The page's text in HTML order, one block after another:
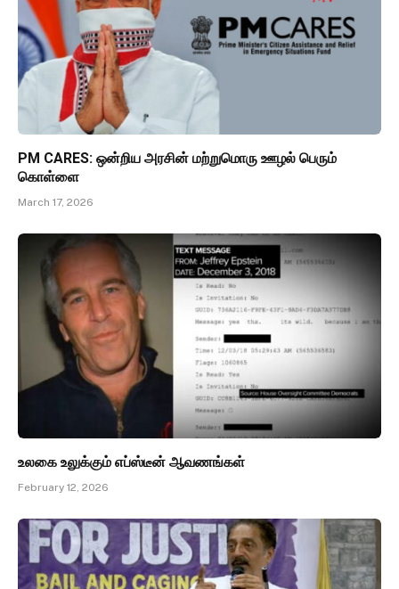
PM CARES: ஒன்றிய அரசின் மற்றுமொரு ஊழல் பெரும்
கொள்ளை
March 17, 2026
உலகை உலுக்கும் எப்ஸ்டீன் ஆவணங்கள்
February 12, 2026